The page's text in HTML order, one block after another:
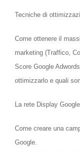
Tecniche di
Come ottenere il
marketing (Traffico,
Score Google
ottimizzarlo e quali
La rete Display Google
Come creare una
Google.